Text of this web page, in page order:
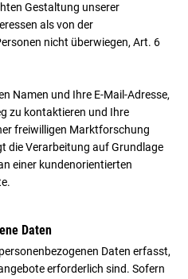
Gestaltung unserer
als von der
nicht überwiegen, Art. 6
Namen und Ihre E-Mail-Adresse,
zu kontaktieren und Ihre
freiwilligen Marktforschung
die Verarbeitung auf Grundlage
einer kundenorientierten
Daten
Daten erfasst,
erforderlich sind. Sofern